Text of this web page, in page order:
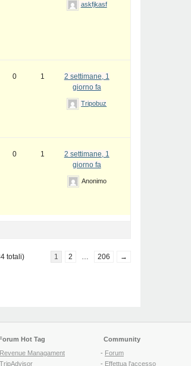
askfjkasf
0 1
2 settimane, 1
giorno fa
Tripobuz
0 1
2 settimane, 1
giorno fa
Anonimo
totali) 1 2 … 206 →
Hot Tag
Revenue Managament
TripAdvisor
Community
- Forum
- Effettua l'accesso